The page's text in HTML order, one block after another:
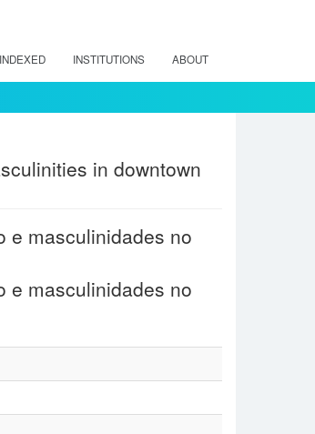
INDEXED INSTITUTIONS ABOUT
in downtown
e masculinidades no
e masculinidades no